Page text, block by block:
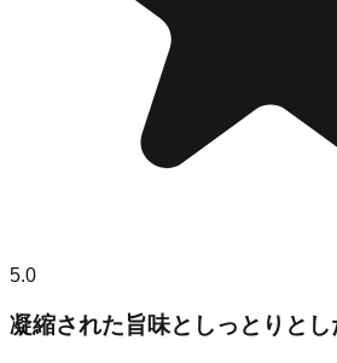
5.0
凝縮された旨味としっとりと